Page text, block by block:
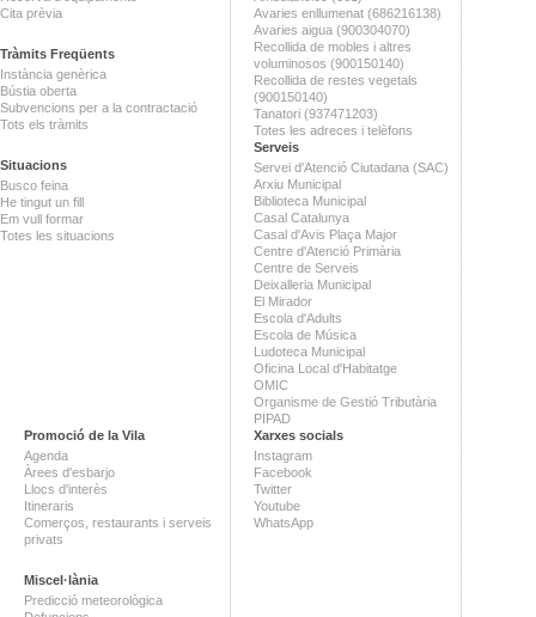
Cita prèvia
Tràmits Freqüents
Instància genèrica
Bústia oberta
Subvencions per a la contractació
Tots els tràmits
Situacions
Busco feina
He tingut un fill
Em vull formar
Totes les situacions
Avaries enllumenat (686216138)
Avaries aigua (900304070)
Recollida de mobles i altres
voluminosos (900150140)
Recollida de restes vegetals
(900150140)
Tanatori (937471203)
Totes les adreces i telèfons
Serveis
Servei d'Atenció Ciutadana (SAC)
Arxiu Municipal
Biblioteca Municipal
Casal Catalunya
Casal d'Avis Plaça Major
Centre d'Atenció Primària
Centre de Serveis
Deixalleria Municipal
El Mirador
Escola d'Adults
Escola de Música
Ludoteca Municipal
Oficina Local d'Habitatge
OMIC
Organisme de Gestió Tributària
PIPAD
Promoció de la Vila
Agenda
Àrees d'esbarjo
Llocs d'interès
Itineraris
Comerços, restaurants i serveis
privats
Miscel·lània
Predicció meteorològica
Xarxes socials
Instagram
Facebook
Twitter
Youtube
WhatsApp